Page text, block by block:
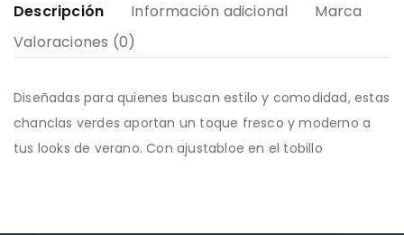
Descripción Información adicional
Marca
Valoraciones (0)
Diseñadas para quienes buscan estilo y comodidad, estas
chanclas verdes aportan un toque fresco y moderno a
tus looks de verano. Con ajustabloe en el tobillo